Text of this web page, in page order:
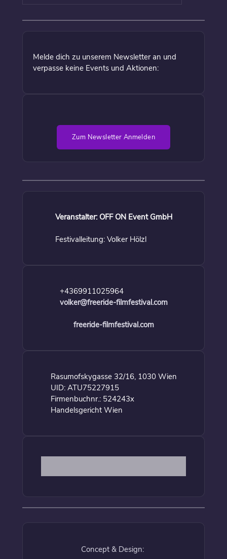
Melde dich zu unserem Newsletter an und
verpasse keine Events und Aktionen:
Zum Newsletter Anmelden
Veranstalter: OFF ON Event GmbH
Festivalleitung: Volker Hölzl
+4369911025964
volker@freeride-filmfestival.com
freeride-filmfestival.com
Rasumofskygasse 32/16, 1030 Wien
UID: ATU75227915
Firmenbuchnr.: 524243x
Handelsgericht Wien
Concept & Design: